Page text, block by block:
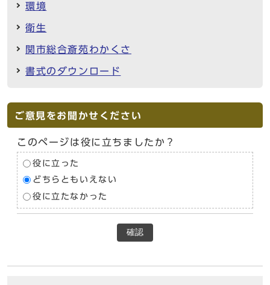
環境
衛生
関市総合斎苑わかくさ
書式のダウンロード
ご意見をお聞かせください
このページは役に立ちましたか？
役に立った
どちらともいえない
役に立たなかった
確認